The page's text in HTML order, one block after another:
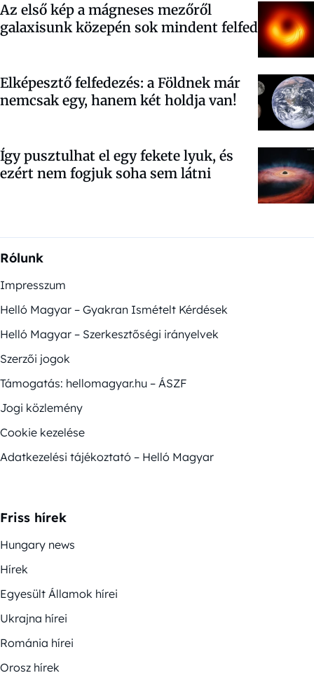
Az első kép a mágneses mezőről
galaxisunk közepén sok mindent felfed
Elképesztő felfedezés: a Földnek már
nemcsak egy, hanem két holdja van!
Így pusztulhat el egy fekete lyuk, és
ezért nem fogjuk soha sem látni
Rólunk
Impresszum
Helló Magyar – Gyakran Ismételt Kérdések
Helló Magyar – Szerkesztőségi irányelvek
Szerzői jogok
Támogatás: hellomagyar.hu – ÁSZF
Jogi közlemény
Cookie kezelése
Adatkezelési tájékoztató – Helló Magyar
Friss hírek
Hungary news
Hírek
Egyesült Államok hírei
Ukrajna hírei
Románia hírei
Orosz hírek